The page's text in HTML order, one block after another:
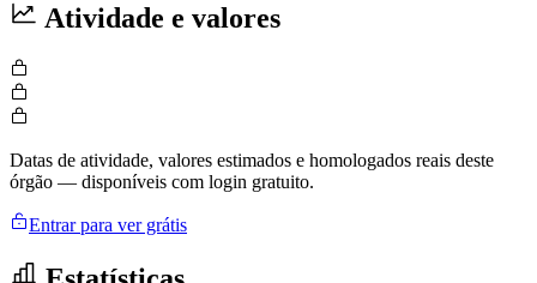
Atividade e valores
Datas de atividade, valores estimados e homologados reais deste
órgão — disponíveis com login gratuito.
Entrar para ver grátis